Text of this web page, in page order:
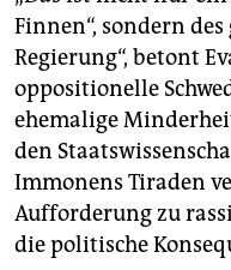
Finnen“, sondern
Regierung“, betont
oppositionelle
ehemalige
den
Immonens Tiraden
Aufforderung zu
die politische